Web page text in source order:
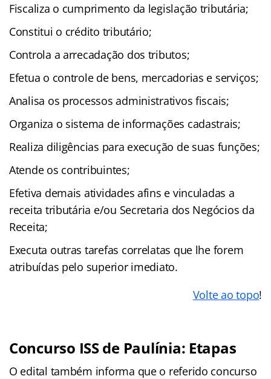
Fiscaliza o cumprimento da legislação tributária;
Constitui o crédito tributário;
Controla a arrecadação dos tributos;
Efetua o controle de bens, mercadorias e serviços;
Analisa os processos administrativos fiscais;
Organiza o sistema de informações cadastrais;
Realiza diligências para execução de suas funções;
Atende os contribuintes;
Efetiva demais atividades afins e vinculadas a
receita tributária e/ou Secretaria dos Negócios da
Receita;
Executa outras tarefas correlatas que lhe forem
atribuídas pelo superior imediato.
Volte ao topo!
Concurso ISS de Paulínia: Etapas
O edital também informa que o referido concurso